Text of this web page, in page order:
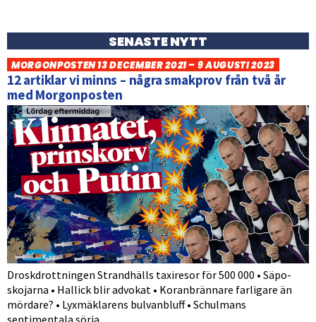
SENASTE NYTT
MORGONPOSTEN 13 DECEMBER 2021 – 9 AUGUSTI 2023
12 artiklar vi minns – några smakprov från två år
med Morgonposten
Droskdrottningen Strandhälls taxiresor för 500 000 • Säpo-
skojarna • Hallick blir advokat • Koranbrännare farligare än
mördare? • Lyxmäklarens bulvanbluff • Schulmans
sentimentala sörja